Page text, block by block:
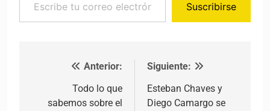
Suscribirse
Navegación de entradas
Anterior:
Todo lo que
sabemos sobre el
Siguiente:
Esteban Chaves y
Diego Camargo se